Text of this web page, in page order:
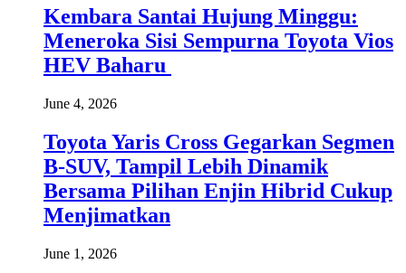
Kembara Santai Hujung Minggu:
Meneroka Sisi Sempurna Toyota Vios
HEV Baharu
June 4, 2026
Toyota Yaris Cross Gegarkan Segmen
B-SUV, Tampil Lebih Dinamik
Bersama Pilihan Enjin Hibrid Cukup
Menjimatkan
June 1, 2026